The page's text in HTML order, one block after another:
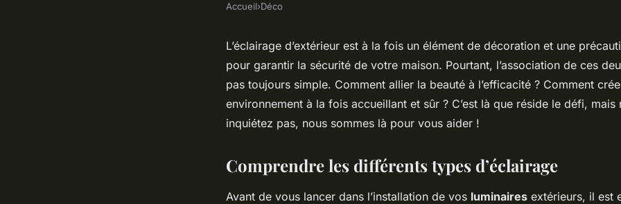
Comment sélectionner un éclairage
d'extérieur qui améliore la sécurité
sans compromettre l'esthétique ?
Accueil›Déco
L’éclairage d’extérieur est à la fois un élément de décoration et une
pour garantir la sécurité de votre maison. Pourtant, l’association de ces
pas toujours simple. Comment allier la beauté à l’efficacité ? Comment
environnement à la fois accueillant et sûr ? C’est là que réside le défi, mais
inquiétez pas, nous sommes là pour vous aider !
Comprendre les différents types d’éclairage
Avant de vous lancer dans l’installation de vos luminaires extérieurs, il est